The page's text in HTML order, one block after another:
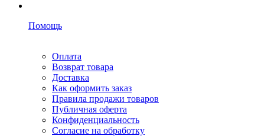
Помощь
Оплата
Возврат товара
Доставка
Как оформить заказ
Правила продажи товаров
Публичная оферта
Конфиденциальность
Согласие на обработку